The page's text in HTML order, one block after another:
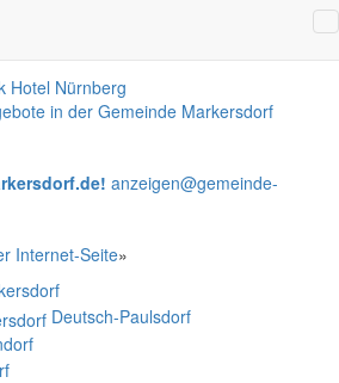
Hotel Nürnberg
anzeigen@gemeinde-
Internet-Seite»
Deutsch-Paulsdorf